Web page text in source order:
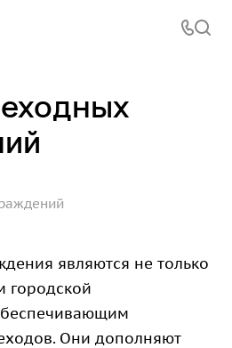
являются не только
городской
Они дополняют